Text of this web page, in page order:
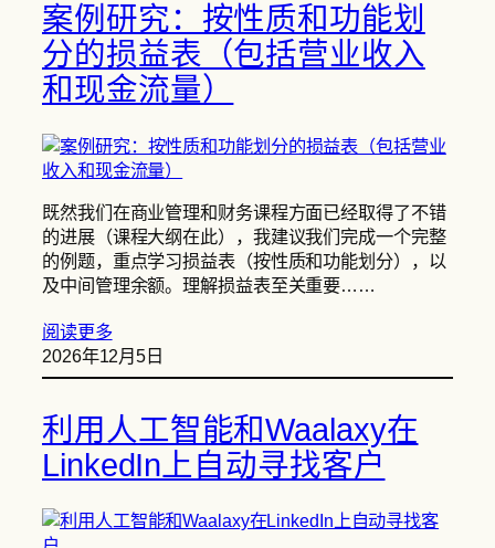
案例研究：按性质和功能划
分的损益表（包括营业收入
和现金流量）
既然我们在商业管理和财务课程方面已经取得了不错
的进展（课程大纲在此），我建议我们完成一个完整
的例题，重点学习损益表（按性质和功能划分），以
及中间管理余额。理解损益表至关重要……
阅读更多
2026年12月5日
利用人工智能和Waalaxy在
LinkedIn上自动寻找客户